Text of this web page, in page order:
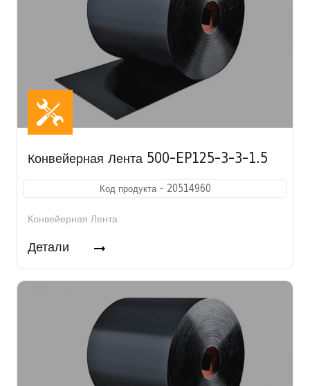
Конвейерная Лента 500-EP125-3-3-1.5
Код продукта - 20514960
Конвейерная Лента
Детали